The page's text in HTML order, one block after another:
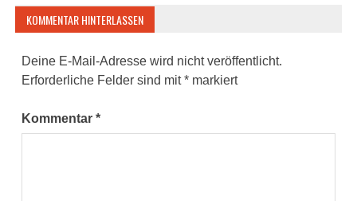
KOMMENTAR HINTERLASSEN
Deine E-Mail-Adresse wird nicht veröffentlicht.
Erforderliche Felder sind mit* markiert
Kommentar*